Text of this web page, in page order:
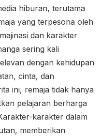
hiburan, terutama
yang terpesona oleh
dan karakter
sering kali
dengan kehidupan
cinta, dan
ini, remaja tidak hanya
pelajaran berharga
karakter dalam
memberikan